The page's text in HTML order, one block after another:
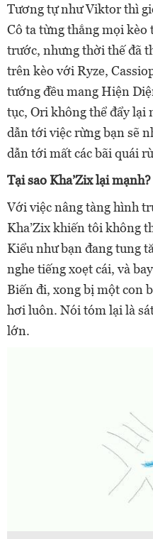
Tương tự như Viktor thì
Cô ta từng thắng mọi
trước, nhưng thời thế đã
trên kèo với Ryze,
tướng đều mang Hiện
tục, Ori không thể đẩy lại
dẫn tới việc rừng bạn sẽ
dẫn tới mất các bãi quái
Tại sao Kha’Zix lại mạnh?
Với việc nâng tàng hình
Kha’Zix khiến tôi không
Kiểu như bạn đang tung
nghe tiếng xoẹt cái, và
Biến đi, xong bị một con
hơi luôn. Nói tóm lại là
lớn.